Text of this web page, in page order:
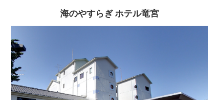
海のやすらぎ ホテル竜宮